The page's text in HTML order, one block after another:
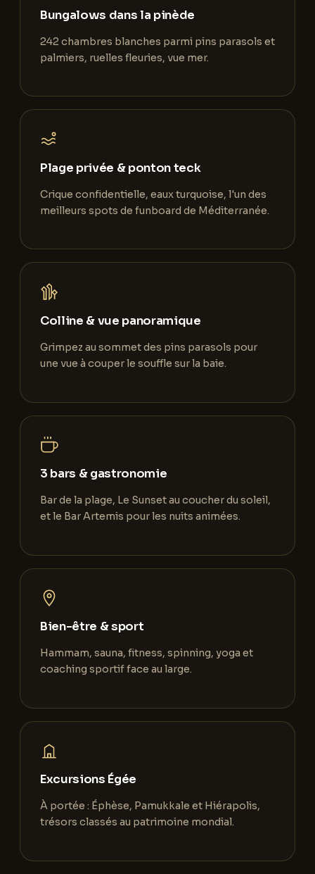
Bungalows dans la pinède
242 chambres blanches parmi pins parasols et
palmiers, ruelles fleuries, vue mer.
Plage privée & ponton teck
Crique confidentielle, eaux turquoise, l'un des
meilleurs spots de funboard de Méditerranée.
Colline & vue panoramique
Grimpez au sommet des pins parasols pour
une vue à couper le souffle sur la baie.
3 bars & gastronomie
Bar de la plage, Le Sunset au coucher du soleil,
et le Bar Artemis pour les nuits animées.
Bien-être & sport
Hammam, sauna, fitness, spinning, yoga et
coaching sportif face au large.
Excursions Égée
À portée : Éphèse, Pamukkale et Hiérapolis,
trésors classés au patrimoine mondial.